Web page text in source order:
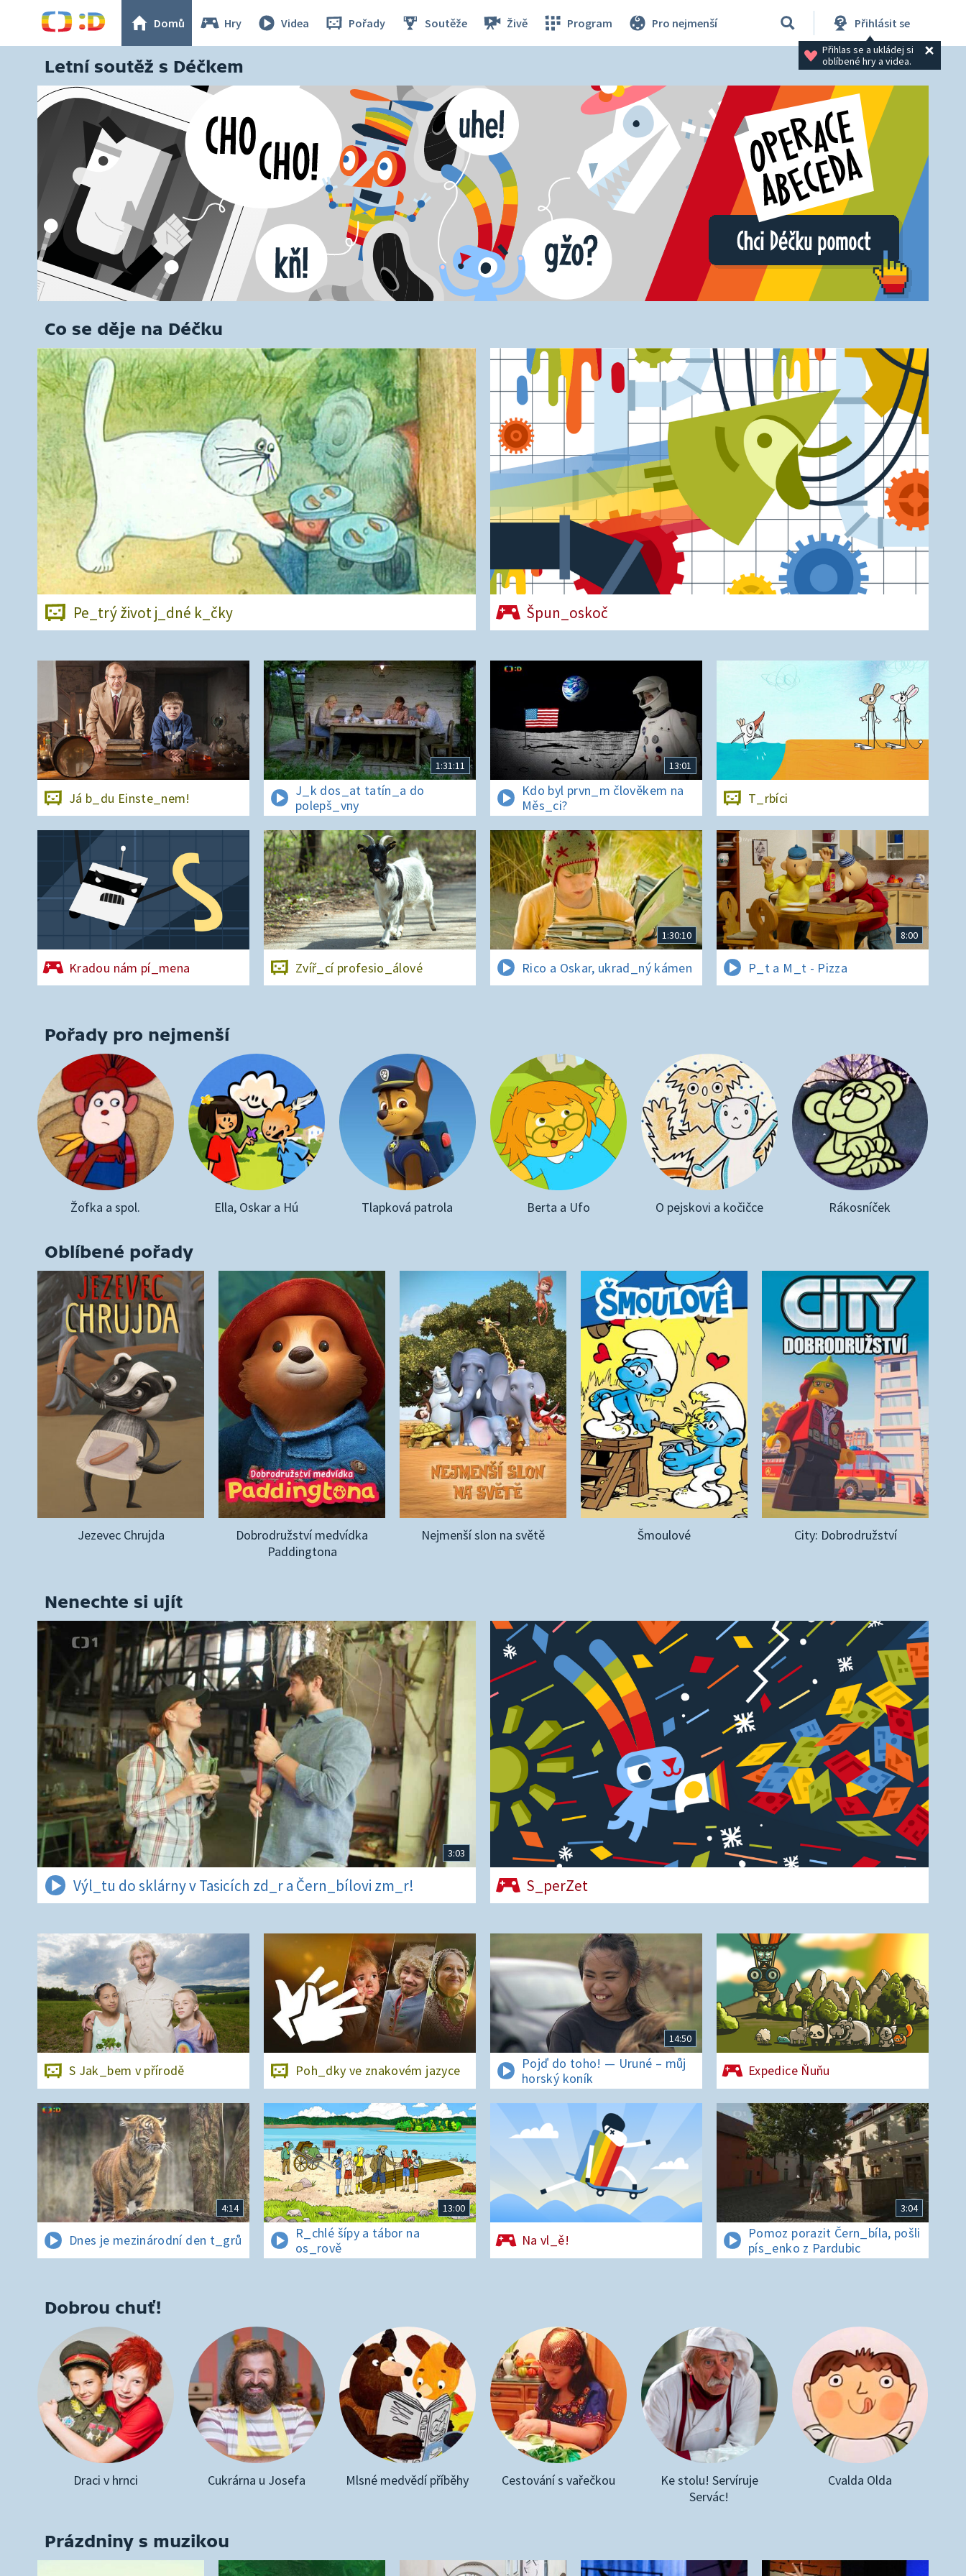
Domů Hry Videa Pořady Soutěže Živě Program Pro nejmenší Přihlásit se
Přihlas se a ukládej si
oblíbené hry a videa.
Letní soutěž s Déčkem
Co se děje na Déčku
Pe_trý život j_dné k_čky Špun_oskoč
Já b_du Einste_nem!
1:31:11
J_k dos_at tatín_a do
polepš_vny
13:01
Kdo byl prvn_m člověkem na
Měs_ci?
T_rbíci
Kradou nám pí_mena Zvíř_cí profesio_álové
1:30:10
Rico a Oskar, ukrad_ný kámen
8:00
P_t a M_t - Pizza
Pořady pro nejmenší
Žofka a spol. Ella, Oskar a Hú Tlapková patrola Berta a Ufo O pejskovi a kočičce Rákosníček
Oblíbené pořady
Jezevec Chrujda
Dobrodružství medvídka
Paddingtona
Nejmenší slon na světě Šmoulové City: Dobrodružství
Nenechte si ujít
3:03
Výl_tu do sklárny v Tasicích zd_r a Čern_bílovi zm_r! S_perZet
S Jak_bem v přírodě Poh_dky ve znakovém jazyce
14:50
Pojď do toho! — Uruné – můj
horský koník
Expedice Ňuňu
4:14
Dnes je mezinárodní den t_grů
13:00
R_chlé šípy a tábor na
os_rově
Na vl_ě!
3:04
Pomoz porazit Čern_bíla, pošli
pís_enko z Pardubic
Dobrou chuť!
Draci v hrnci Cukrárna u Josefa Mlsné medvědí příběhy Cestování s vařečkou
Ke stolu! Servíruje
Servác!
Cvalda Olda
Prázdniny s muzikou